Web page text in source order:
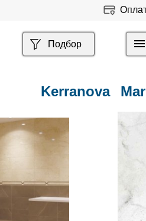
Подбор
Kerranova